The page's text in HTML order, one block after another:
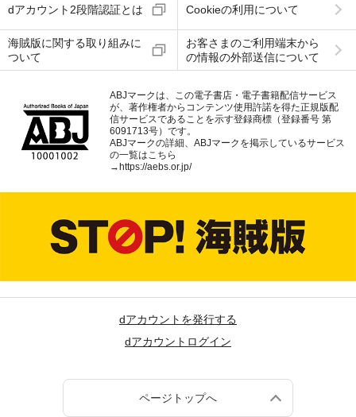
dアカウント2段階認証とは Cookieの利用について
海賊版に関する取り組みに
ついて
お客さまのご利用端末から
の情報の外部送信について
ABJマークは、この電子書店・電子書籍配信サービス
が、著作権者からコンテンツ使用許諾を得た正規版配
信サービスであることを示す登録商標（登録番号 第
6091713号）です。
ABJマークの詳細、ABJマークを掲示しているサービス
の一覧はこちら
→ https://aebs.or.jp/
dアカウントを発行する
dアカウントログイン
ページトップへ